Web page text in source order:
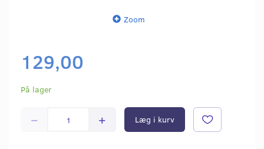
Zoom
129,00
På lager
Læg i kurv